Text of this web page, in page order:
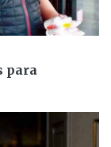
para